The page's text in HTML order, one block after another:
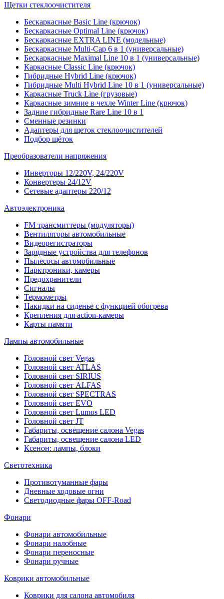
Щетки стеклоочистителя
Бескаркасные Basic Line (крючок)
Бескаркасные Optimal Line (крючок)
Бескаркасные EXTRA LINE (модельные)
Бескаркасные Multi-Cap 6 в 1 (универсальные)
Бескаркасные Maximal Line 10 в 1 (универсальные)
Каркасные Classic Line (крючок)
Гибридные Hybrid Line (крючок)
Гибридные Multi Hybrid Line 10 в 1 (универсальные)
Каркасные Truck Line (грузовые)
Каркасные зимние в чехле Winter Line (крючок)
Задние гибридные Rare Line 10 в 1
Сменные резинки
Адаптеры для щеток стеклоочистителей
Подбор щёток
Преобразователи напряжения
Инверторы 12/220V, 24/220V
Конвертеры 24/12V
Сетевые адаптеры 220/12
Автоэлектроника
FM трансмиттеры (модуляторы)
Вентиляторы автомобильные
Видеорегистраторы
Зарядные устройства для телефонов
Пылесосы автомобильные
Парктроники, камеры
Предохранители
Сигналы
Термометры
Накидки на сиденье с функцией обогрева
Крепления для action-камеры
Карты памяти
Лампы автомобильные
Головной свет Vegas
Головной свет ATLAS
Головной свет SIRIUS
Головной свет ALFAS
Головной свет SPECTRAS
Головной свет EVO
Головной свет Lumos LED
Головной свет JT
Габариты, освещение салона Vegas
Габариты, освещение салона LED
Ксенон: лампы, блоки
Светотехника
Противотуманные фары
Дневные ходовые огни
Светодиодные фары OFF-Road
Фонари
Фонари автомобильные
Фонари налобные
Фонари переносные
Фонари ручные
Коврики автомобильные
Коврики для салона автомобиля